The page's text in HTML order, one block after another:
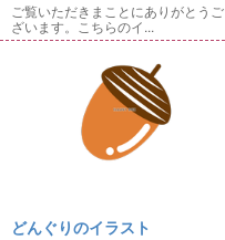
ご覧いただきまことにありがとうご
ざいます。こちらのイ...
どんぐりのイラスト